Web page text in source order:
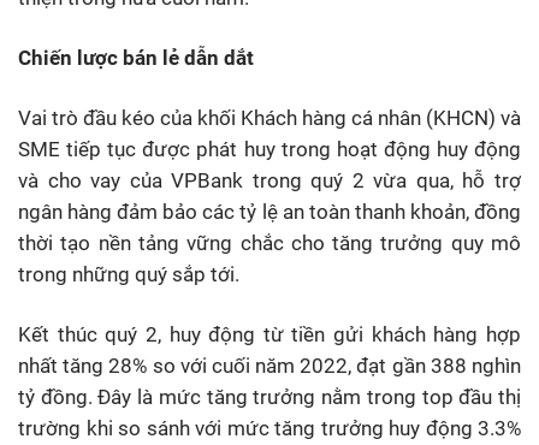
Chiến lược bán lẻ dẫn dắt
Vai trò đầu kéo của khối Khách hàng cá nhân (KHCN) và
SME tiếp tục được phát huy trong hoạt động huy động
và cho vay của VPBank trong quý 2 vừa qua, hỗ trợ
ngân hàng đảm bảo các tỷ lệ an toàn thanh khoản, đồng
thời tạo nền tảng vững chắc cho tăng trưởng quy mô
trong những quý sắp tới.
Kết thúc quý 2, huy động từ tiền gửi khách hàng hợp
nhất tăng 28% so với cuối năm 2022, đạt gần 388 nghìn
tỷ đồng. Đây là mức tăng trưởng nằm trong top đầu thị
trường khi so sánh với mức tăng trưởng huy động 3.3%